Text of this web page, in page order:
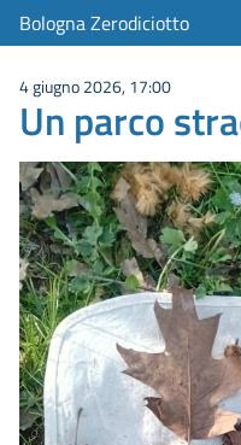
Bologna Zerodiciotto
4 giugno 2026, 17:00
Un parco